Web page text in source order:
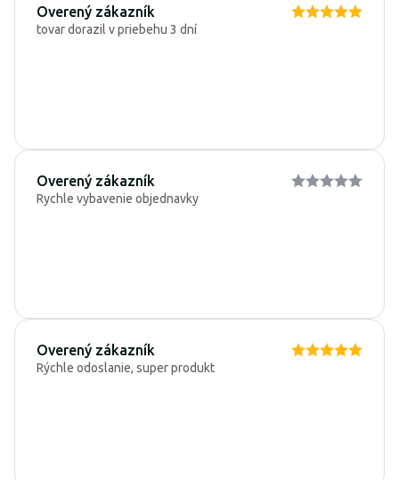
Overený zákazník
tovar dorazil v priebehu 3 dní
Overený zákazník
Rychle vybavenie objednavky
Overený zákazník
Rýchle odoslanie, super produkt